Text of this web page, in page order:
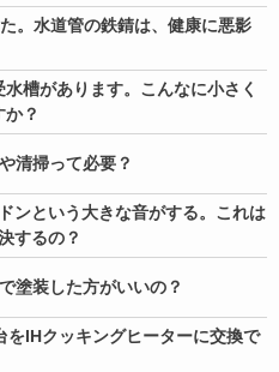
。水道管の鉄錆は、健康に悪影
槽があります。こんなに小さく
？
清掃って必要？
ンという大きな音がする。これは
するの？
塗装した方がいいの？
をIHクッキングヒーターに交換で